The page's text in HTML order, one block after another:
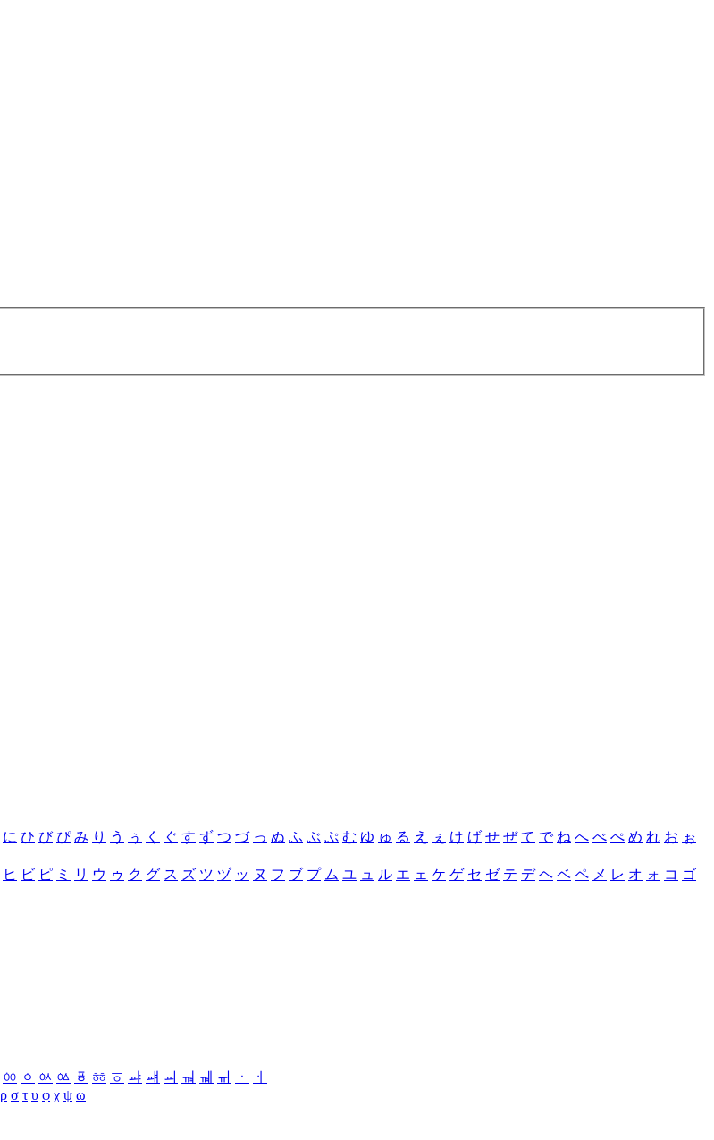
に ひ び ぴ み り う ぅ く ぐ す ず つ づ っ ぬ ふ ぶ ぷ む ゆ ゅ る え ぇ け げ せ ぜ て で ね へ べ ぺ め れ お ぉ
ヒ ビ ピ ミ リ ウ ゥ ク グ ス ズ ツ ヅ ッ ヌ フ ブ プ ム ユ ュ ル エ ェ ケ ゲ セ ゼ テ デ ヘ ベ ペ メ レ オ ォ コ ゴ
ㆀ ㆁ ㆂ ㆃ ㆄ ㆅ ㆆ ㆇ ㆈ ㆉ ㆊ ㆋ ㆌ ㆍ
ㆎ
ρ σ τ υ φ χ ψ ω